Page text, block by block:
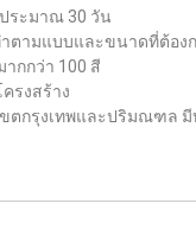
ระมาณ 30 วัน
ตามแบบและขนาดที่ต้อง
กกว่า 100 สี
รงสร้าง
ตกรุงเทพและปริมณฑล มี